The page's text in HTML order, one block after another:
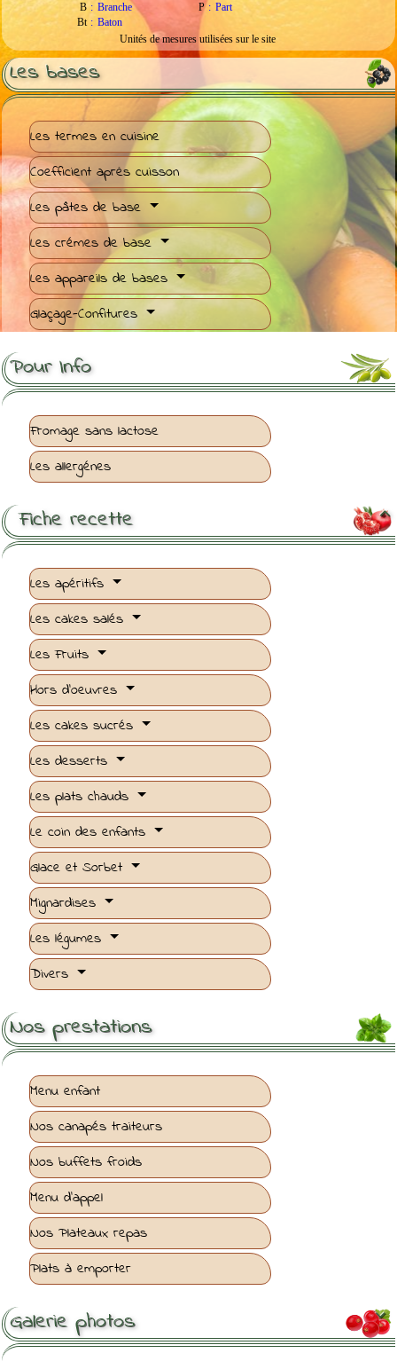
B : Branche P : Part
Bt : Baton
Unités de mesures utilisées sur le site
Les bases
Les termes en cuisine
Coefficient après cuisson
Les pâtes de base
Les crémes de base
Les appareils de bases
Glaçage-Confitures
Pour Info
Fromage sans lactose
Les allergénes

Fiche recette
Les apéritifs
Les cakes salés
Les Fruits
Hors d'oeuvres
Les cakes sucrés
Les desserts
Les plats chauds
Le coin des enfants
Glace et Sorbet
Mignardises
Les légumes
Divers
Nos prestations
Menu enfant
Nos canapés traiteurs
Nos buffets froids
Menu d'appel
Nos Plateaux repas
Plats à emporter

Galerie photos